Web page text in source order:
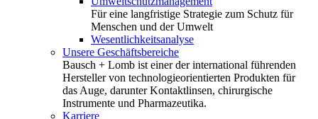
Für eine langfristige Strategie zum Schutz für
Menschen und der Umwelt
Wesentlichkeitsanalyse
Unsere Geschäftsbereiche
Bausch + Lomb ist einer der international führenden
Hersteller von technologieorientierten Produkten für
das Auge, darunter Kontaktlinsen, chirurgische
Instrumente und Pharmazeutika.
Karriere